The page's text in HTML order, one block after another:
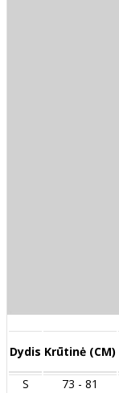
Dydis Krūtinė (CM)
S 73 - 81